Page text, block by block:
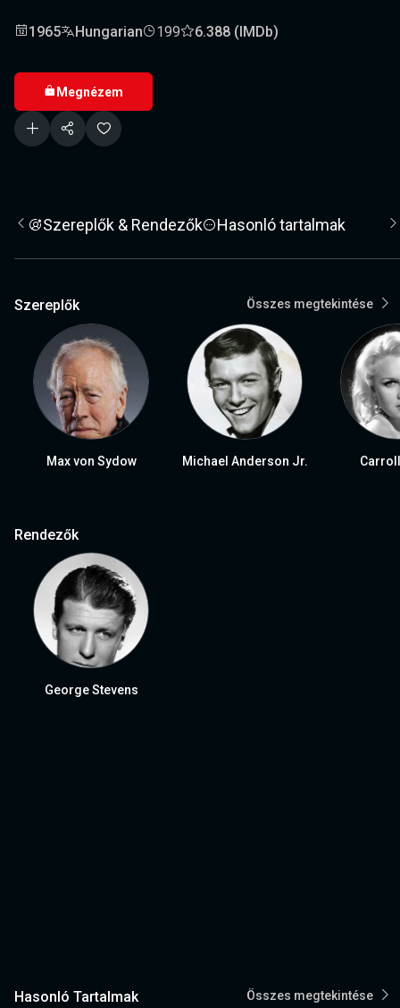
1965 Hungarian 199 6.388 (IMDb)
Megnézem
Szereplők & Rendezők Hasonló tartalmak
Szereplők Összes megtekintése
Max von Sydow Michael Anderson Jr.
Rendezők
George Stevens
Hasonló Tartalmak Összes megtekintése